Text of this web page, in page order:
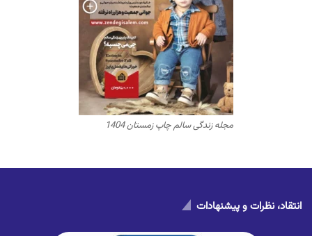
مجله زندگی سالم چاپ زمستان 1404
انتقاد، نظرات و پیشنهادات